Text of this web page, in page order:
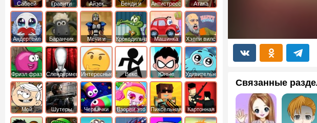
Связанные
Сабвей
Серф
Гравити
Фолз
Айзек
Бенди и
Чернильная
машина
Антистресс
Атака
Титанов
Андертейл
Баранчик
Шон
Мечи и
Сандали
Крокодильчик
Свомпи
Машинка
Вилли
Хэппи вилс
Фризл фраз Слендермен Интересные Векс
Юные
титаны
вперед
Удивительный
мир
Гамбола
Мой
шумный
Шутеры Червячки Взорви это
Пиксельная
война
Картонная
башка